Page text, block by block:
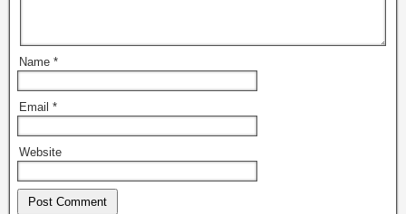
Name *
Email *
Website